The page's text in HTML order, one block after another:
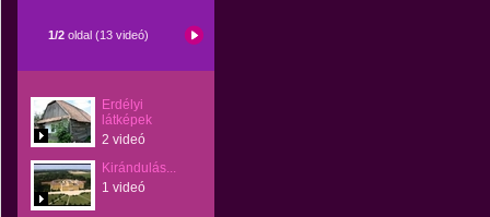
1/2 oldal (13 videó)
Erdélyi
látképek
2 videó
Kirándulás...
1 videó